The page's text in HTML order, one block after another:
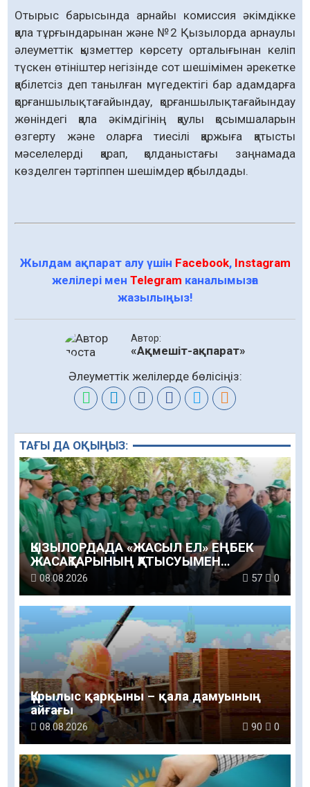
Отырыс барысында арнайы комиссия әкімдікке
қала тұрғындарынан және №2 Қызылорда арнаулы
әлеуметтік қызметтер көрсету орталығынан келіп
түскен өтініштер негізінде сот шешімімен әрекетке
қабілетсіз деп танылған мүгедектігі бар адамдарға
қорғаншылық тағайындау, қорғаншылық тағайындау
жөніндегі қала әкімдігінің қаулы қосымшаларын
өзгерту және оларға тиесілі қаржыға қатысты
мәселелерді қарап, қолданыстағы заңнамада
көзделген тәртіппен шешімдер қабылдады.
Жылдам ақпарат алу үшін Facebook, Instagram
желілері мен Telegram каналымызға
жазылыңыз!
Автор:
«Ақмешіт-ақпарат»
Әлеуметтік желілерде бөлісіңіз:
ТАҒЫ ДА ОҚЫҢЫЗ:
ҚЫЗЫЛОРДАДА «ЖАСЫЛ ЕЛ» ЕҢБЕК
ЖАСАҚТАРЫНЫҢ ҚАТЫСУЫМЕН
ЭКОЛОГИЯЛЫҚ СЕНБІЛІК ӨТТІ
08.08.2026 57 0
Құрылыс қарқыны – қала дамуының
айғағы
08.08.2026 90 0